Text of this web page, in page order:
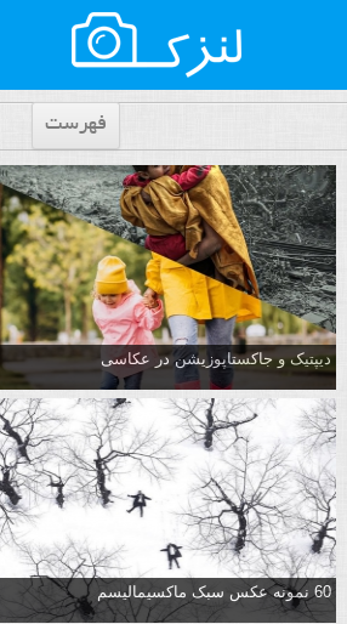
فهرست
دیپتیک و جاکستا‌پوزیشن در عکاسی
60 نمونه عکس سبک ماکسیمالیسم